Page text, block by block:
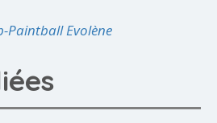
Paintball Evolène